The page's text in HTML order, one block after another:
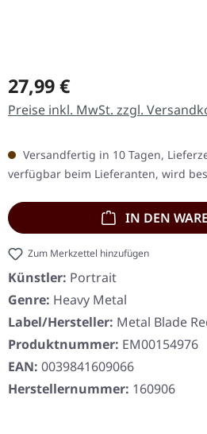
Regulärer Preis:
27,99 €
Preise inkl. MwSt. zzgl.
Versandfertig in 10 Tagen,
verfügbar beim Lieferanten, wird
IN DEN
Zum Merkzettel hinzufügen
Künstler: Portrait
Genre: Heavy Metal
Label/Hersteller: Metal Blade
Produktnummer: EM00154976
EAN: 0039841609066
Herstellernummer: 160906